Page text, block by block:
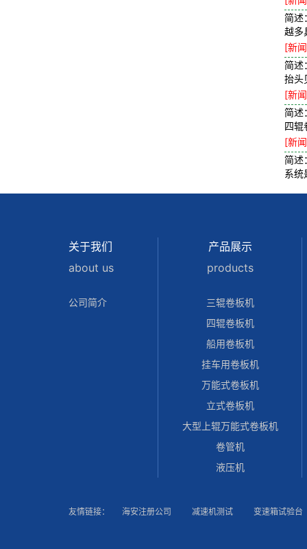
简述
越多
[新
简述
抬头
[新
简述
四辊
[新
简述
系统
关于我们
about us
公司简介
产品展示
products
三辊卷板机
四辊卷板机
船用卷板机
挂车用卷板机
万能式卷板机
立式卷板机
大型上辊万能式卷板机
卷管机
液压机
友情链接： 海安注册公司 减速机测试 变速箱试验台